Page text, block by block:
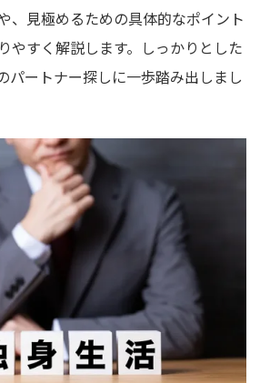
、見極めるための具体的なポイント
やすく解説します。しっかりとした
パートナー探しに一歩踏み出しまし